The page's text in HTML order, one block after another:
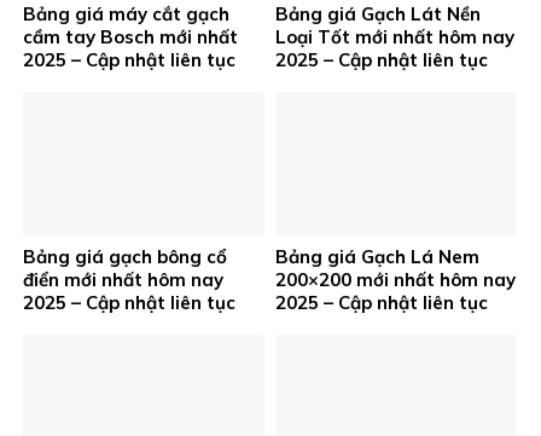
Bảng giá máy cắt gạch
cầm tay Bosch mới nhất
2025 – Cập nhật liên tục
Bảng giá Gạch Lát Nền
Loại Tốt mới nhất hôm nay
2025 – Cập nhật liên tục
Bảng giá gạch bông cổ
điển mới nhất hôm nay
2025 – Cập nhật liên tục
Bảng giá Gạch Lá Nem
200×200 mới nhất hôm nay
2025 – Cập nhật liên tục